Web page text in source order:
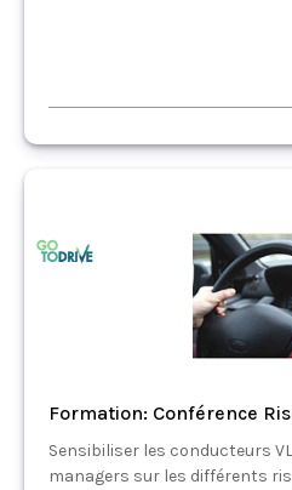
Formation: Conférence
Sensibiliser les conducteurs
managers sur les différents